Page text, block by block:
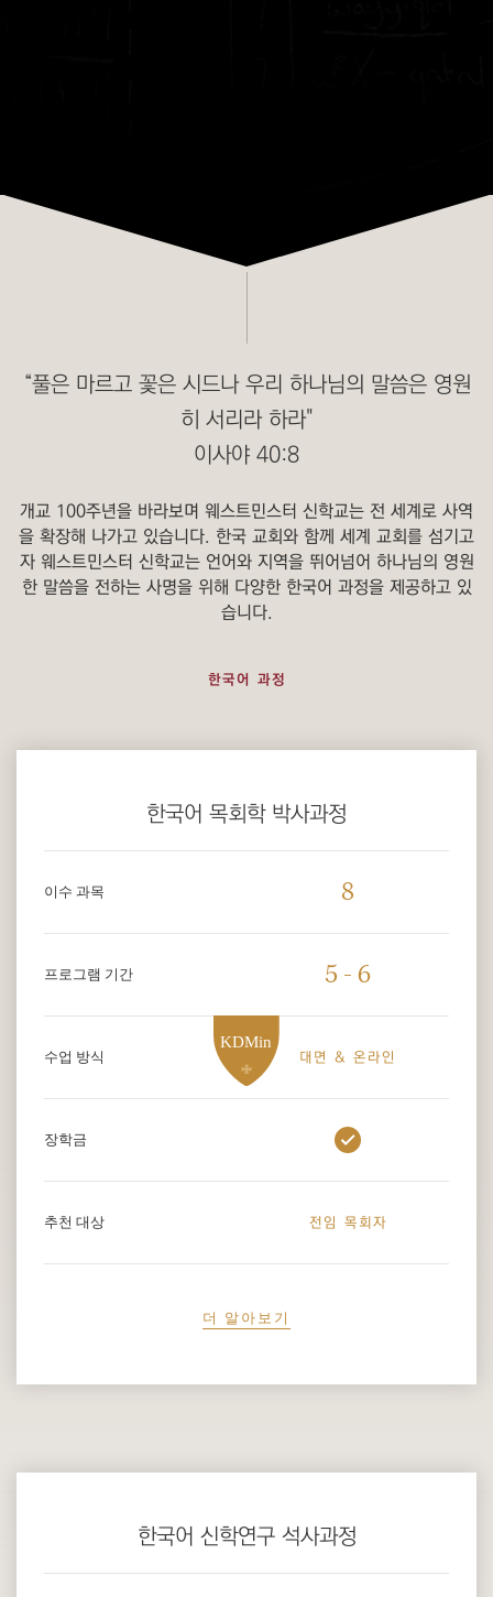
“풀은 마르고 꽃은 시드나 우리 하나님의 말씀은 영원
히 서리라 하라"
이사야 40:8
개교 100주년을 바라보며 웨스트민스터 신학교는 전 세계로 사역
을 확장해 나가고 있습니다. 한국 교회와 함께 세계 교회를 섬기고
자 웨스트민스터 신학교는 언어와 지역을 뛰어넘어 하나님의 영원
한 말씀을 전하는 사명을 위해 다양한 한국어 과정을 제공하고 있
습니다.
한국어 과정
한국어 목회학 박사과정
이수 과목 8
프로그램 기간 5 - 6
수업 방식 대면 & 온라인
장학금
추천 대상 전임 목회자
더 알아보기
한국어 신학연구 석사과정